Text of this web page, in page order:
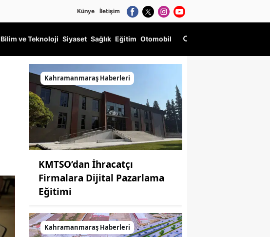
Künye İletişim
Bilim ve Teknoloji Siyaset Sağlık Eğitim Otomobil
Kahramanmaraş Haberleri
KMTSO’dan İhracatçı
Firmalara Dijital Pazarlama
Eğitimi
Kahramanmaraş Haberleri